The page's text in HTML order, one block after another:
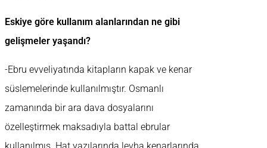
Eskiye göre kullanım alanlarından ne gibi
gelişmeler yaşandı?
-Ebru evveliyatında kitapların kapak ve kenar
süslemelerinde kullanılmıştır. Osmanlı
zamanında bir ara dava dosyalarını
özelleştirmek maksadıyla battal ebrular